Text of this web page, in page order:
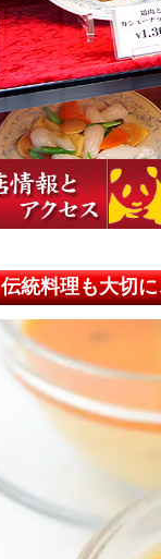
伝統料理も大切